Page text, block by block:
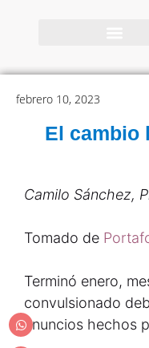
febrero 10, 2023
El cambio
Camilo Sánchez,
Tomado de
Terminó enero,
convulsionado
anuncios hechos